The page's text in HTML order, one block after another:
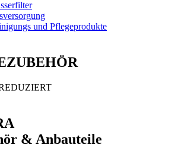
und Pflegeprodukte
& Anbauteile